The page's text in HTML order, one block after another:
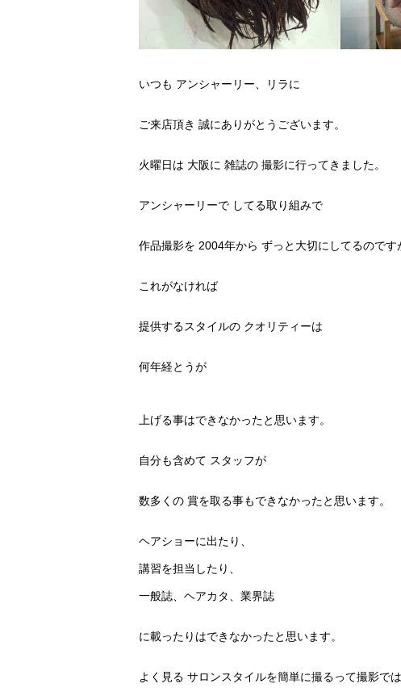
いつも アンシャーリー、リラに
ご来店頂き 誠にありがとうございます。
火曜日は 大阪に 雑誌の 撮影に行ってきました。
アンシャーリーで してる取り組みで
作品撮影を 2004年から ずっと大切にしてるのです
これがなければ
提供するスタイルの クオリティーは
何年経とうが
上げる事はできなかったと思います。
自分も含めて スタッフが
数多くの 賞を取る事もできなかったと思います。
ヘアショーに出たり、
講習を担当したり、
一般誌、ヘアカタ、業界誌
に載ったりはできなかったと思います。
よく見る サロンスタイルを簡単に撮るって撮影では